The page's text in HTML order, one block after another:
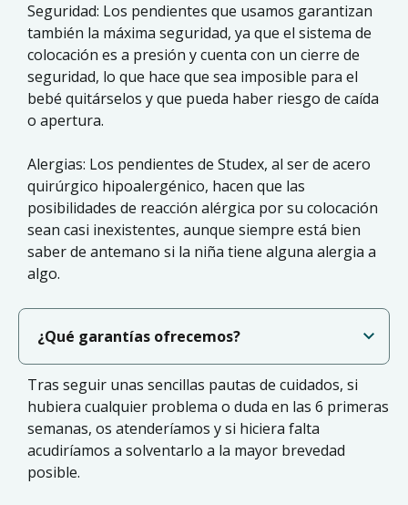
Seguridad: Los pendientes que usamos garantizan
también la máxima seguridad, ya que el sistema de
colocación es a presión y cuenta con un cierre de
seguridad, lo que hace que sea imposible para el
bebé quitárselos y que pueda haber riesgo de caída
o apertura.
Alergias: Los pendientes de Studex, al ser de acero
quirúrgico hipoalergénico, hacen que las
posibilidades de reacción alérgica por su colocación
sean casi inexistentes, aunque siempre está bien
saber de antemano si la niña tiene alguna alergia a
algo.
¿Qué garantías ofrecemos?
Tras seguir unas sencillas pautas de cuidados, si
hubiera cualquier problema o duda en las 6 primeras
semanas, os atenderíamos y si hiciera falta
acudiríamos a solventarlo a la mayor brevedad
posible.